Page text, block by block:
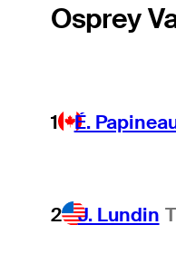
Osprey
1 É.
2 J. Lundin